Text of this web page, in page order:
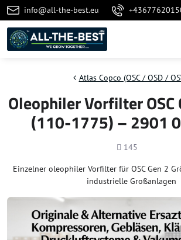
info@all-the-best.eu
Atlas Copco (OSC / OSD /
Oleophiler Vorfilter OSC
(110-1775) – 2901
Anzahl
145
Einzelner oleophiler Vorfilter für OSC Gen 2
industrielle Großanlagen